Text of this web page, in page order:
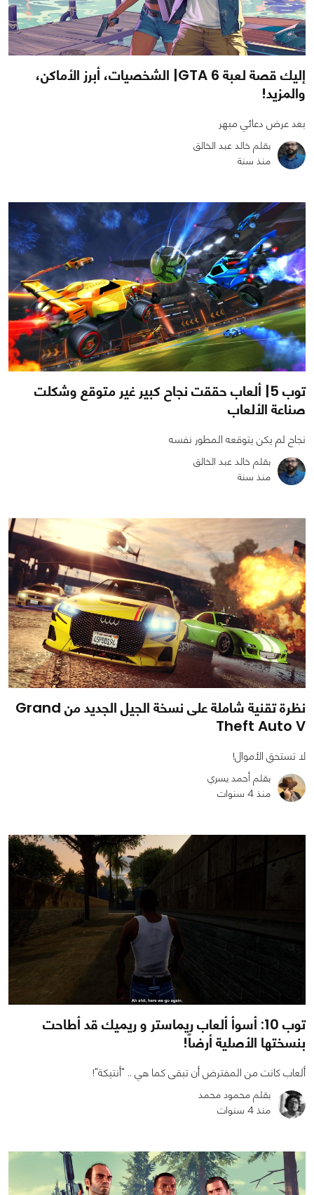
6554
1
0
إليك قصة لعبة GTA 6| الشخصيات، أبرز الأماكن،
والمزيد!
بعد عرض دعائي مبهر
بقلم خالد عبد الخالق
منذ سنة
0
توب 5| ألعاب حققت نجاح كبير غير متوقع وشكلت
صناعة الألعاب
نجاح لم يكن يتوقعه المطور نفسه
بقلم خالد عبد الخالق
منذ سنة
0
0
نظرة تقنية شاملة على نسخة الجيل الجديد من Grand
Theft Auto V
لا تستحق الأموال!
بقلم أحمد يسري
منذ 4 سنوات
4873
0
0
توب 10: أسوأ ألعاب ريماستر و ريميك قد أطاحت
بنسختها الأصلية أرضاً!
ألعاب كانت من المفترض أن تبقى كما هي .. "أنتيكة"!
بقلم محمود محمد
منذ 4 سنوات